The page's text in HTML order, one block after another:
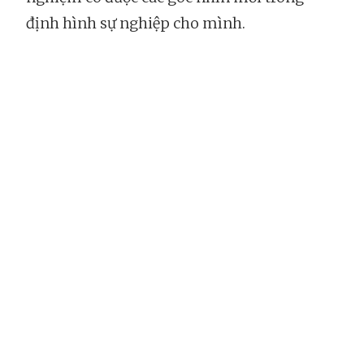
định hình sự nghiệp cho mình.